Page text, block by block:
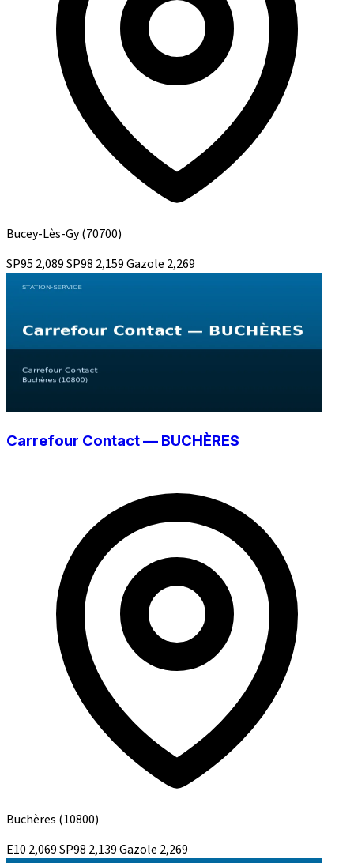
Bucey-Lès-Gy(70700)
SP95 2,089SP98 2,159Gazole 2,269
Carrefour Contact — BUCHÈRES
Buchères (10800)
E10 2,069SP98 2,139Gazole 2,269